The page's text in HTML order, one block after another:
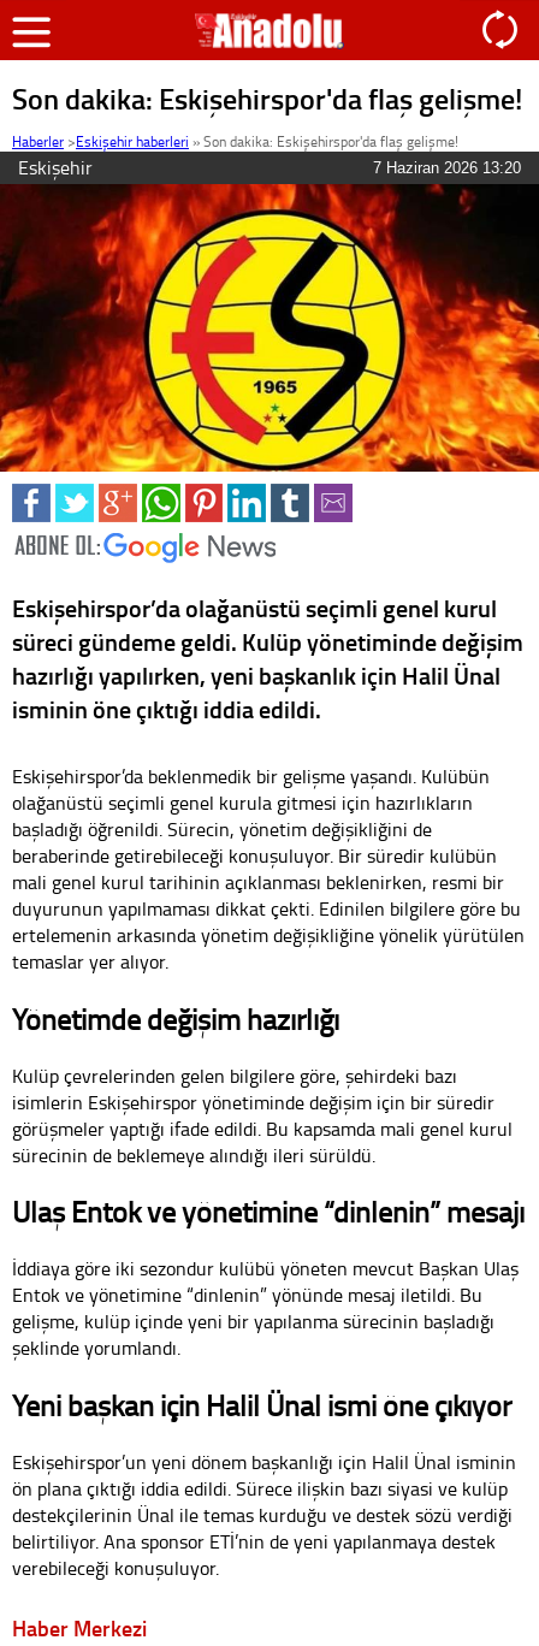
Son dakika: Eskişehirspor'da flaş gelişme!
Haberler >Eskişehir haberleri »Son dakika: Eskişehirspor'da flaş gelişme!
Eskişehir 7 Haziran 2026 13:20
Eskişehirspor’da olağanüstü seçimli genel kurul
süreci gündeme geldi. Kulüp yönetiminde değişim
hazırlığı yapılırken, yeni başkanlık için Halil Ünal
isminin öne çıktığı iddia edildi.
Eskişehirspor’da beklenmedik bir gelişme yaşandı. Kulübün
olağanüstü seçimli genel kurula gitmesi için hazırlıkların
başladığı öğrenildi. Sürecin, yönetim değişikliğini de
beraberinde getirebileceği konuşuluyor. Bir süredir kulübün
mali genel kurul tarihinin açıklanması beklenirken, resmi bir
duyurunun yapılmaması dikkat çekti. Edinilen bilgilere göre bu
ertelemenin arkasında yönetim değişikliğine yönelik yürütülen
temaslar yer alıyor.
Yönetimde değişim hazırlığı
Kulüp çevrelerinden gelen bilgilere göre, şehirdeki bazı
isimlerin Eskişehirspor yönetiminde değişim için bir süredir
görüşmeler yaptığı ifade edildi. Bu kapsamda mali genel kurul
sürecinin de beklemeye alındığı ileri sürüldü.
Ulaş Entok ve yönetimine “dinlenin” mesajı
İddiaya göre iki sezondur kulübü yöneten mevcut Başkan Ulaş
Entok ve yönetimine “dinlenin” yönünde mesaj iletildi. Bu
gelişme, kulüp içinde yeni bir yapılanma sürecinin başladığı
şeklinde yorumlandı.
Yeni başkan için Halil Ünal ismi öne çıkıyor
Eskişehirspor’un yeni dönem başkanlığı için Halil Ünal isminin
ön plana çıktığı iddia edildi. Sürece ilişkin bazı siyasi ve kulüp
destekçilerinin Ünal ile temas kurduğu ve destek sözü verdiği
belirtiliyor. Ana sponsor ETİ’nin de yeni yapılanmaya destek
verebileceği konuşuluyor.
Haber Merkezi